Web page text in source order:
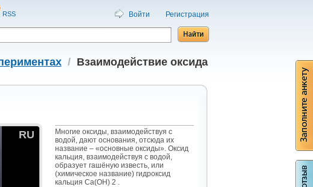
RSS Войти Регистрация
/ Взаимодействие оксида
RU
Многие оксиды, взаимодействуя с
водой, дают основания, отсюда их
название – «основные оксиды». Оксид
кальция, взаимодействуя с водой,
образует гашёную известь, или
(химическое название) гидроксид
кальция Са(ОН) 2 .